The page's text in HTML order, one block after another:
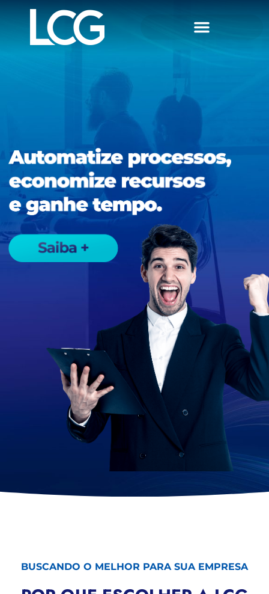
BUSCANDO O MELHOR PARA SUA EMPRESA